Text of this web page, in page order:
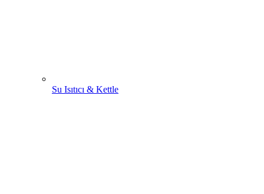
Su Isıtıcı & Kettle